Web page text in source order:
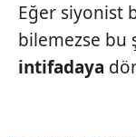
Eğer siyonist
bilemezse bu
intifadaya